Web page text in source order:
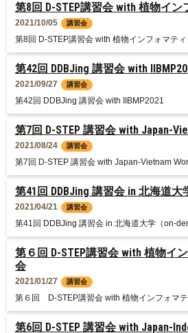
第6回 D-STEP 講習会 with Japan-
第６回 D-STEP講習会 with 植物イ
会
2021/01/27 講習会
第６回 D-STEP講習会 with 植物インフォマ
第41回 DDBJing 講習会 in 北海道大
2021/04/21 講習会
第41回 DDBJing 講習会 in 北海道大学（on-
第7回 D-STEP 講習会 with Japan-
2021/08/24 講習会
第7回 D-STEP 講習会 with Japan-Vietnam
第42回 DDBJing 講習会 with
2021/09/27 講習会
第42回 DDBJing 講習会 with IIBMP2021
第8回 D-STEP講習会 with 植物イ
2021/10/05 講習会
第8回 D-STEP講習会 with 植物インフォマテ